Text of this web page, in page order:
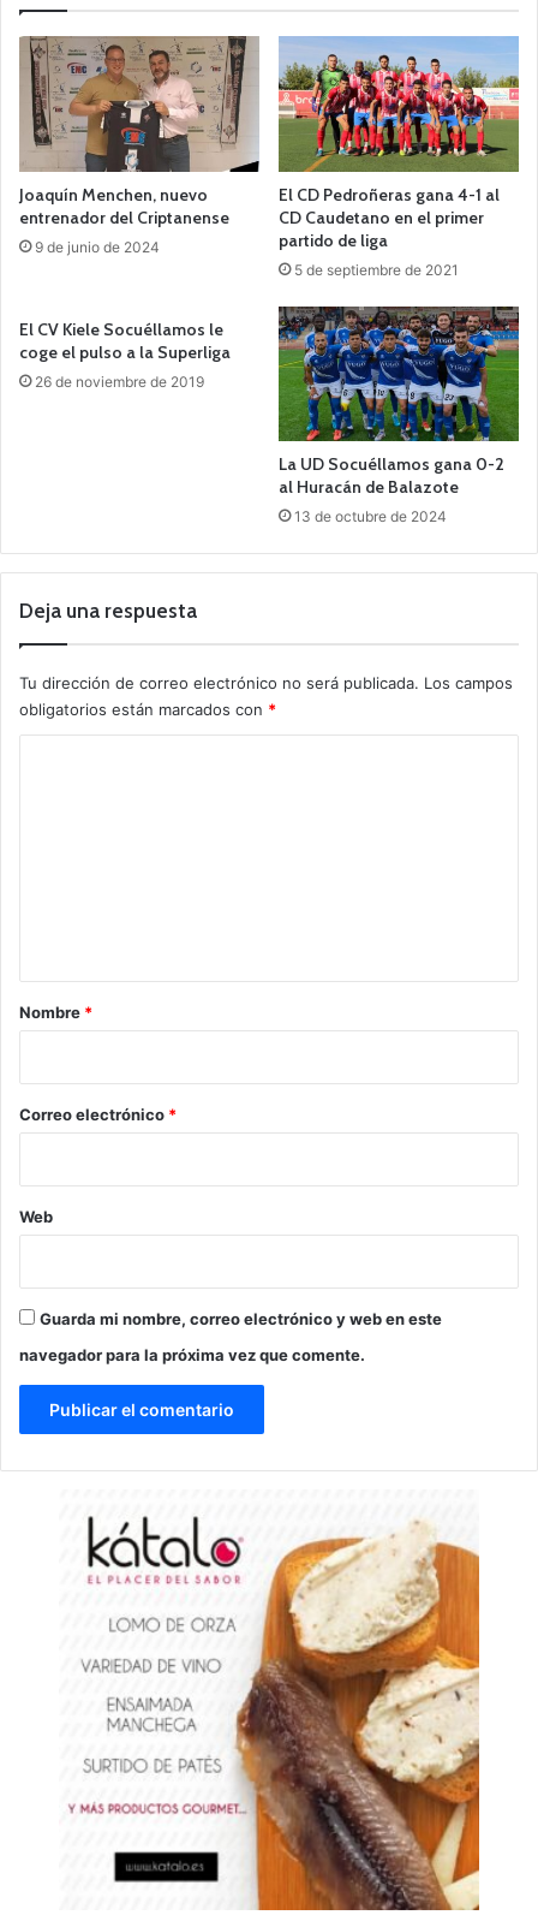
Joaquín Menchen, nuevo
entrenador del Criptanense
9 de junio de 2024
El CD Pedroñeras gana 4-1 al
CD Caudetano en el primer
partido de liga
5 de septiembre de 2021
El CV Kiele Socuéllamos le
coge el pulso a la Superliga
26 de noviembre de 2019
La UD Socuéllamos gana 0-2
al Huracán de Balazote
13 de octubre de 2024
Deja una respuesta
Tu dirección de correo electrónico no será publicada. Los campos
obligatorios están marcados con *
r
*
Nombre *
Correo electrónico *
Web
Guarda mi nombre, correo electrónico y web en este
navegador para la próxima vez que comente.